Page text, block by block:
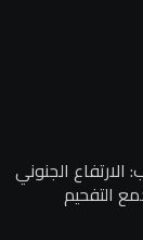
الجنوني
التفحيم